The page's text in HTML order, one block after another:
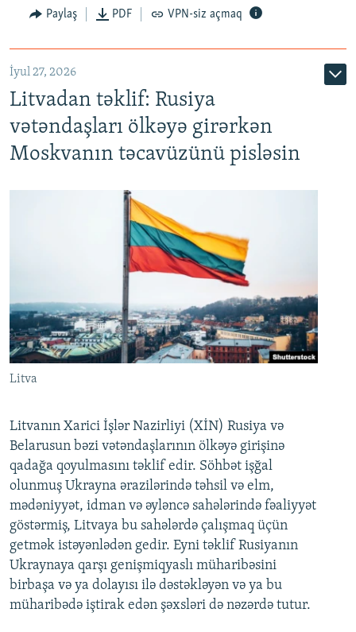
Paylaş PDF VPN-siz açmaq
İyul 27, 2026
Litvadan təklif: Rusiya
vətəndaşları ölkəyə girərkən
Moskvanın təcavüzünü pisləsin
Litva
Litvanın Xarici İşlər Nazirliyi (XİN) Rusiya və
Belarusun bəzi vətəndaşlarının ölkəyə girişinə
qadağa qoyulmasını təklif edir. Söhbət işğal
olunmuş Ukrayna ərazilərində təhsil və elm,
mədəniyyət, idman və əyləncə sahələrində fəaliyyət
göstərmiş, Litvaya bu sahələrdə çalışmaq üçün
getmək istəyənlədən gedir. Eyni təklif Rusiyanın
Ukraynaya qarşı genişmiqyaslı müharibəsini
birbaşa və ya dolayısı ilə dəstəkləyən və ya bu
müharibədə iştirak edən şəxsləri də nəzərdə tutur.